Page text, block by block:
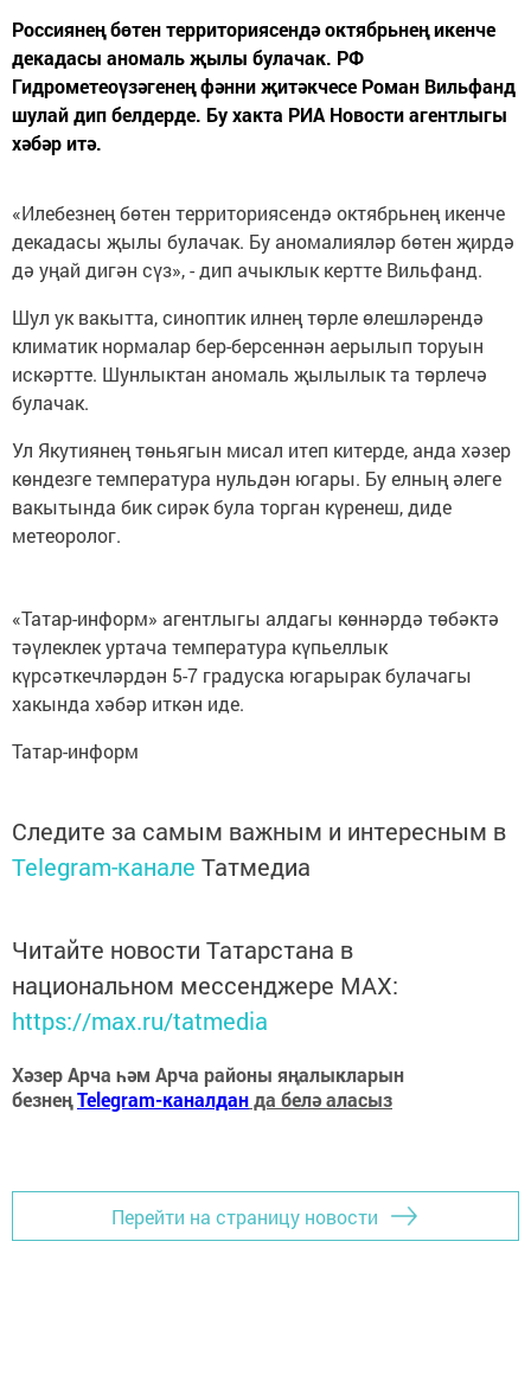
Россиянең бөтен территориясендә октябрьнең икенче
декадасы аномаль җылы булачак. РФ
Гидрометеоүзәгенең фәнни җитәкчесе Роман Вильфанд
шулай дип белдерде. Бу хакта РИА Новости агентлыгы
хәбәр итә.
«Илебезнең бөтен территориясендә октябрьнең икенче
декадасы җылы булачак. Бу аномалияләр бөтен җирдә
дә уңай дигән сүз», - дип ачыклык кертте Вильфанд.
Шул ук вакытта, синоптик илнең төрле өлешләрендә
климатик нормалар бер-берсеннән аерылып торуын
искәртте. Шунлыктан аномаль җылылык та төрлечә
булачак.
Ул Якутиянең төньягын мисал итеп китерде, анда хәзер
көндезге температура нульдән югары. Бу елның әлеге
вакытында бик сирәк була торган күренеш, диде
метеоролог.
«Татар-информ» агентлыгы алдагы көннәрдә төбәктә
тәүлеклек уртача температура күпьеллык
күрсәткечләрдән 5-7 градуска югарырак булачагы
хакында хәбәр иткән иде.
Татар-информ
Следите за самым важным и интересным в
Telegram-канале Татмедиа
Читайте новости Татарстана в
национальном мессенджере MАХ:
https://max.ru/tatmedia
Хәзер Арча һәм Арча районы яңалыкларын
безнеңTelegram-каналданда белә аласыз
Перейти на страницу новости